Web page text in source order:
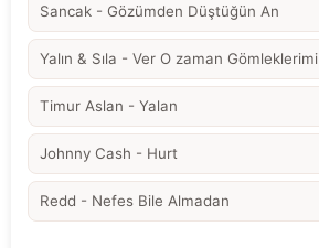
Sancak - Gözümden Düştüğün An
Yalın & Sıla - Ver O zaman Gömleklerimi
Timur Aslan - Yalan
Johnny Cash - Hurt
Redd - Nefes Bile Almadan